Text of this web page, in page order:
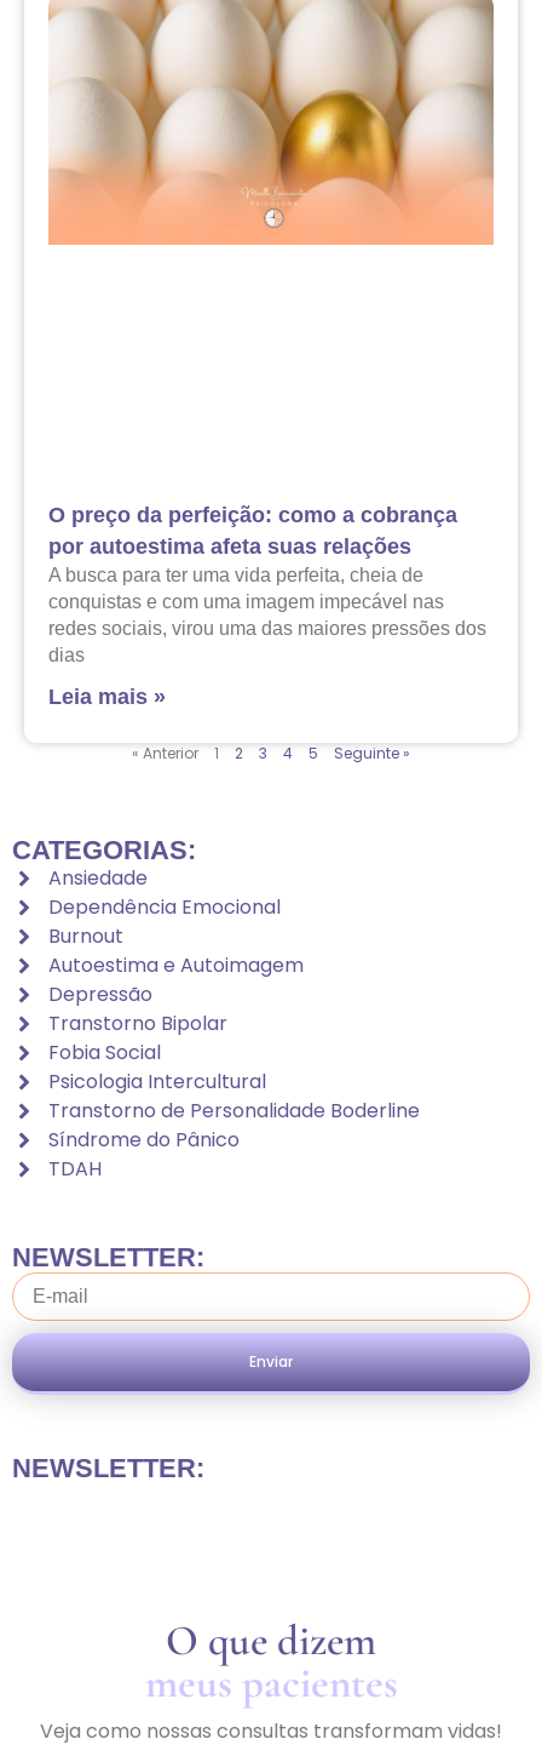
O preço da perfeição: como a cobrança
por autoestima afeta suas relações
A busca para ter uma vida perfeita, cheia de
conquistas e com uma imagem impecável nas
redes sociais, virou uma das maiores pressões dos
dias
Leia mais »
« Anterior 1 2 3 4 5 Seguinte »
CATEGORIAS:
Ansiedade
Dependência Emocional
Burnout
Autoestima e Autoimagem
Depressão
Transtorno Bipolar
Fobia Social
Psicologia Intercultural
Transtorno de Personalidade Boderline
Síndrome do Pânico
TDAH
NEWSLETTER:
Enviar
NEWSLETTER:
O que dizem
meus pacientes
Veja como nossas consultas transformam vidas!